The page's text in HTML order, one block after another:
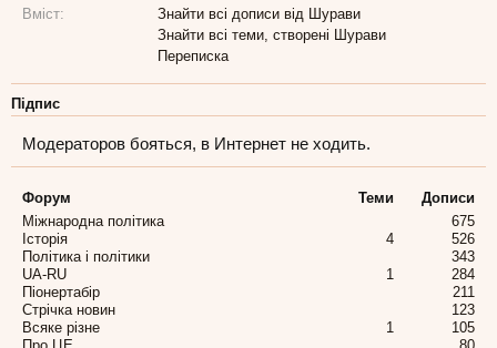
Вміст:
Знайти всі дописи від Шурави
Знайти всі теми, створені Шурави
Переписка
Підпис
Модераторов бояться, в Интернет не ходить.
Форум Теми
Дописи
Міжнародна політика
675
Історія
4
526
Політика і політики
343
UA-RU
1
284
Піонертабір
211
Стрічка новин
123
Всяке різне
1
105